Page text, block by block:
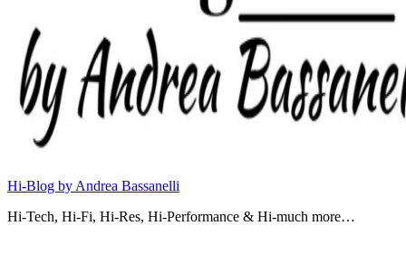
Hi-Blog by Andrea Bassanelli
Hi-Tech, Hi-Fi, Hi-Res, Hi-Performance & Hi-much more…